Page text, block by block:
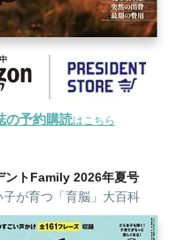
の予約購読はこちら
ントFamily 2026年夏号
子が育つ「育脳」大百科